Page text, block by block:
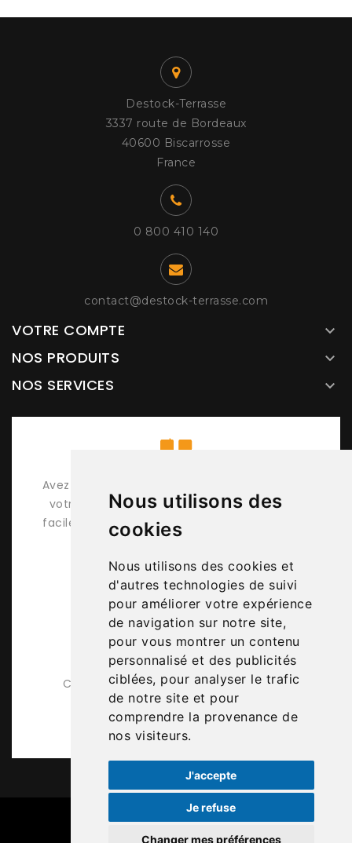
Nous utilisons des
cookies
Nous utilisons des cookies et
d'autres technologies de suivi
pour améliorer votre expérience
de navigation sur notre site,
pour vous montrer un contenu
personnalisé et des publicités
ciblées, pour analyser le trafic
de notre site et pour
comprendre la provenance de
nos visiteurs.
J'accepte
Je refuse
Changer mes préférences
Destock-Terrasse
3337 route de Bordeaux
40600 Biscarrosse
France
0 800 410 140
contact@destock-terrasse.com
VOTRE COMPTE 
NOS PRODUITS 
NOS SERVICES 
Avez-vous essayé l'éditeur 3D pour concevoir
votre terrasse mobil-home ? Essayez, c'est
facile, pratique et ludique et vous recevez un
devis détaillé sous 48h.
Karen
Conseillère technique et commerciale